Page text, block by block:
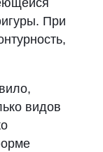
При
видов